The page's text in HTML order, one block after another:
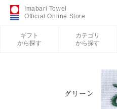
Imabari Towel
Official Online Store
ギフト
から探す
カテゴリ
から探す